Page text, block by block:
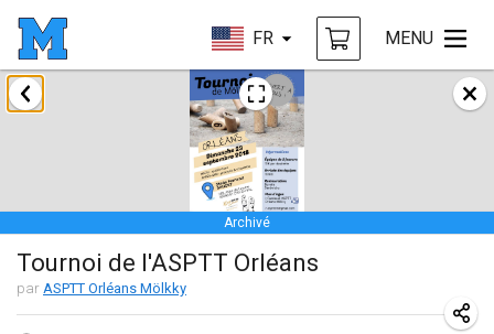
FR MENU
Archivé
Tournoi de l'ASPTT Orléans
par ASPTT Orléans Mölkky
janvier 2018
Open des rois de Mölkky
France
Individuel du Garo
21 janv. 2018| France
Tournoi d'Hiver